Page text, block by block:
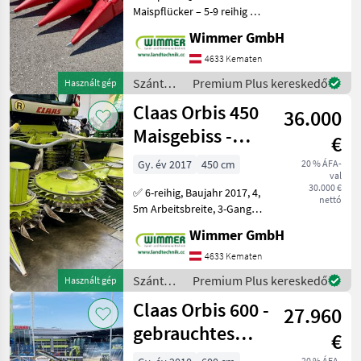
Összes
megjelenítése
MARKETPLACE
Marketplace
Kereskedői
ajánlatok
Apróhirdetések
Használt gép
Maispflücker – 5-9 reihig &
Quasar F4 - F8 Maispflücker
– 4-8 reihig & starr ✅ Der
Capello Quasar ist ein
leistungs
Wimmer GmbH
4633 Kematen
Szántóföldi
betakarítógépek
/ Capello
Premium Plus kereskedő
Használt gép
Claas Orbis 450
Maisgebiss -
(gebrauchter
Maisvorsatz)
36.000
€
20 % ÁFA-
val
30.000 €
nettó
Gy. év 2017
450 cm
✅ 6-reihig, Baujahr 2017, 4,
5m Arbeitsbreite, 3-Gang
ORBIS 450 ist ein
zuverlässiges und
leistungsstarkes Maisgebiss
für den professionel
Wimmer GmbH
4633 Kematen
Szántóföldi
betakarítógépek
/ Claas
Premium Plus kereskedő
Claas Orbis 600 -
gebrauchtes
27.960
€